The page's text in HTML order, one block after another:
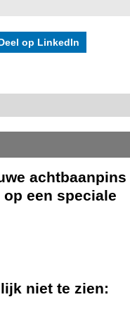
op LinkedIn
achtbaanpins
een speciale
niet te zien: